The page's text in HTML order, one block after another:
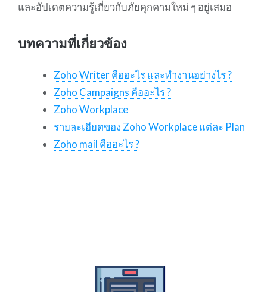
และอัปเดตความรู้เกี่ยวกับภัยคุกคามใหม่ ๆ อยู่เสมอ
บทความที่เกี่ยวข้อง
Zoho Writer คืออะไร และทำงานอย่างไร ?
Zoho Campaigns คืออะไร ?
Zoho Workplace
รายละเอียดของ Zoho Workplace แต่ละ Plan
Zoho mail คืออะไร ?